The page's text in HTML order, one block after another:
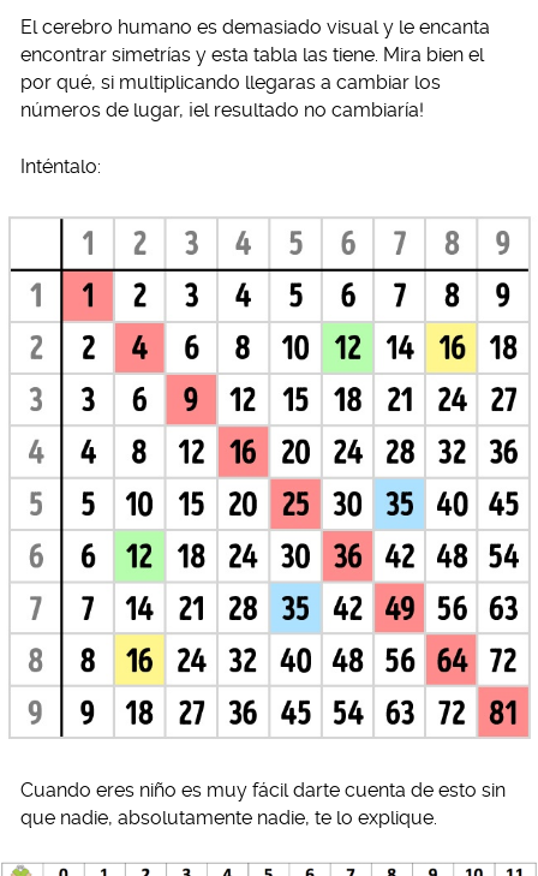
El cerebro humano es demasiado visual y le encanta
encontrar simetrías y esta tabla las tiene. Mira bien el
por qué, si multiplicando llegaras a cambiar los
números de lugar, ¡el resultado no cambiaría!
Inténtalo:
Cuando eres niño es muy fácil darte cuenta de esto sin
que nadie, absolutamente nadie, te lo explique.